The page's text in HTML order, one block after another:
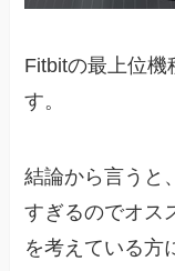
Fitbitの最上位機
す。
結論から言うと
すぎるのでオス
を考えている方